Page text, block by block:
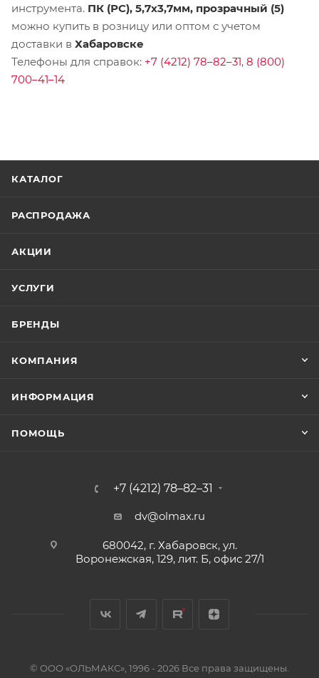
инструмента. ПК (РС), 5,7х3,7мм, прозрачный (5)
можно купить в розницу или оптом с учетом
доставки в Хабаровске
Телефоны для справок: +7 (4212) 78–82–31, 8 (800)
700–41–14
КАТАЛОГ
РАСПРОДАЖА
АКЦИИ
УСЛУГИ
БРЕНДЫ
КОМПАНИЯ
ИНФОРМАЦИЯ
ПОМОЩЬ
+7 (4212) 78–82–31
dv@olmax.ru
680042, г. Хабаровск, ул.
Воронежская, 129, лит. Б, офис 27/1
© ООО «ОЛЬМАКС», 1996 - 2026 Все права защищены.